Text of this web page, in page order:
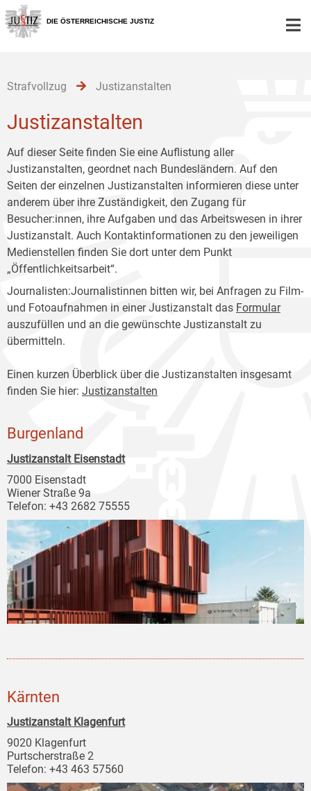
Zur
Hauptnavigation
[1]
Zum
Inhalt
[2]
Zum
Untermenü
[3]
DIE ÖSTERREICHISCHE JUSTIZ
Strafvollzug Justizanstalten
Justizanstalten
Auf dieser Seite finden Sie eine Auflistung aller
Justizanstalten, geordnet nach Bundesländern. Auf den
Seiten der einzelnen Justizanstalten informieren diese unter
anderem über ihre Zuständigkeit, den Zugang für
Besucher:innen, ihre Aufgaben und das Arbeitswesen in ihrer
Justizanstalt. Auch Kontaktinformationen zu den jeweiligen
Medienstellen finden Sie dort unter dem Punkt
„Öffentlichkeitsarbeit“.
Journalisten:Journalistinnen bitten wir, bei Anfragen zu Film-
und Fotoaufnahmen in einer Justizanstalt das Formular
auszufüllen und an die gewünschte Justizanstalt zu
übermitteln.
Einen kurzen Überblick über die Justizanstalten insgesamt
finden Sie hier: Justizanstalten
Burgenland
Justizanstalt Eisenstadt
7000 Eisenstadt
Wiener Straße 9a
Telefon: +43 2682 75555
Kärnten
Justizanstalt Klagenfurt
9020 Klagenfurt
Purtscherstraße 2
Telefon: +43 463 57560